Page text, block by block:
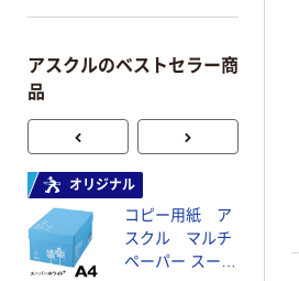
アスクルのベストセラー商
品
オリジナル
コピー用紙 ア
スクル マルチ
ペーパー スーパ